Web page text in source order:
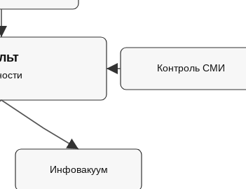
Контроль СМИ
Инфовакуум